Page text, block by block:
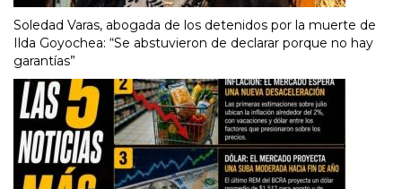
Soledad Varas, abogada de los detenidos por la muerte de
Ilda Goyochea: “Se abstuvieron de declarar porque no hay
garantías”